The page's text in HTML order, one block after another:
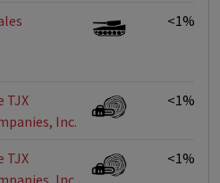
<1%
TJX
Inc.
<1%
TJX
Inc.
<1%